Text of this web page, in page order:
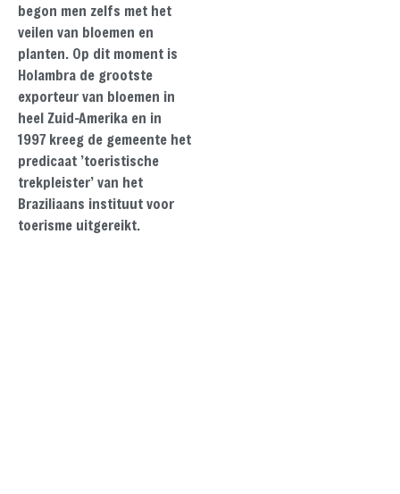
begon men zelfs met het
veilen van bloemen en
planten. Op dit moment is
Holambra de grootste
exporteur van bloemen in
heel Zuid-Amerika en in
1997 kreeg de gemeente het
predicaat ’toeristische
trekpleister’ van het
Braziliaans instituut voor
toerisme uitgereikt.